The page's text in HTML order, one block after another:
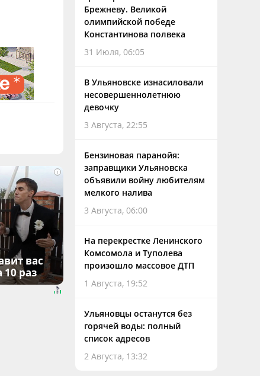
i
вас
10 раз
Брежневу. Великой
олимпийской победе
Константинова полвека
31 Июля, 06:05
В Ульяновске изнасиловали
несовершеннолетнюю
девочку
3 Августа, 22:55
Бензиновая паранойя:
заправщики Ульяновска
объявили войну любителям
мелкого налива
3 Августа, 06:00
На перекрестке Ленинского
Комсомола и Туполева
произошло массовое ДТП
1 Августа, 19:52
Ульяновцы останутся без
горячей воды: полный
список адресов
2 Августа, 13:32